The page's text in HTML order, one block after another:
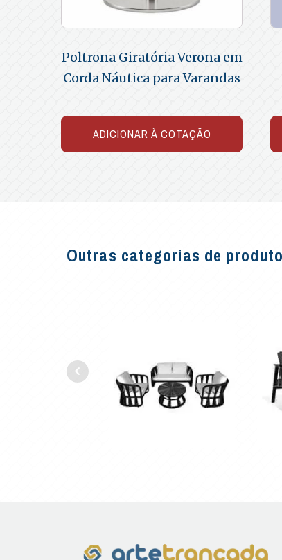
Poltrona Giratória Verona em
Corda Náutica para Varandas
ADICIONAR À COTAÇÃO
Outras categorias de